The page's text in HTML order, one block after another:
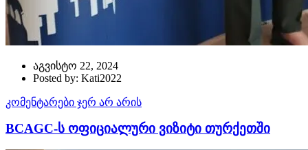
აგვისტო 22, 2024
Posted by: Kati2022
კომენტარები ჯერ არ არის
BCAGC-ს ოფიციალური ვიზიტი თურქეთში